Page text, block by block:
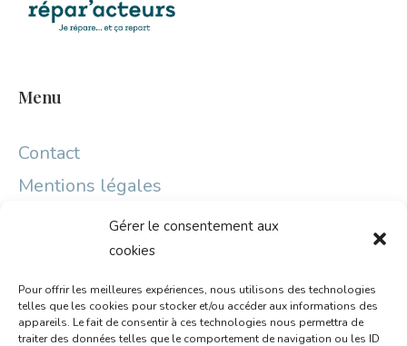
Gérer le consentement aux
cookies
Pour offrir les meilleures expériences, nous utilisons des technologies
telles que les cookies pour stocker et/ou accéder aux informations des
appareils. Le fait de consentir à ces technologies nous permettra de
traiter des données telles que le comportement de navigation ou les ID
Menu
Contact
Mentions légales